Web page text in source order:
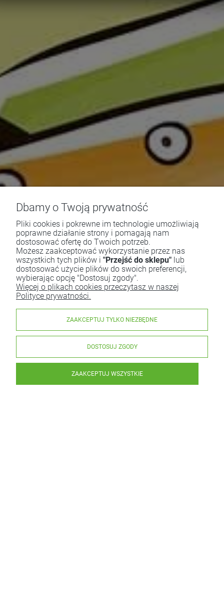
Dbamy o Twoją prywatność
Pliki cookies i pokrewne im technologie umożliwiają
poprawne działanie strony i pomagają nam
dostosować ofertę do Twoich potrzeb.
Możesz zaakceptować wykorzystanie przez nas
wszystkich tych plików i "Przejść do sklepu" lub
dostosować użycie plików do swoich preferencji,
wybierając opcję "Dostosuj zgody".
Więcej o plikach cookies przeczytasz w naszej
Polityce prywatności.
ZAAKCEPTUJ TYLKO NIEZBĘDNE
DOSTOSUJ ZGODY
ZAAKCEPTUJ WSZYSTKIE